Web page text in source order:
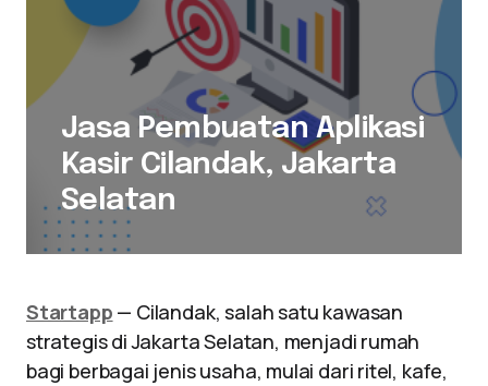
Jasa Pembuatan Aplikasi
Kasir Cilandak, Jakarta
Selatan
Startapp — Cilandak, salah satu kawasan
strategis di Jakarta Selatan, menjadi rumah
bagi berbagai jenis usaha, mulai dari ritel, kafe,